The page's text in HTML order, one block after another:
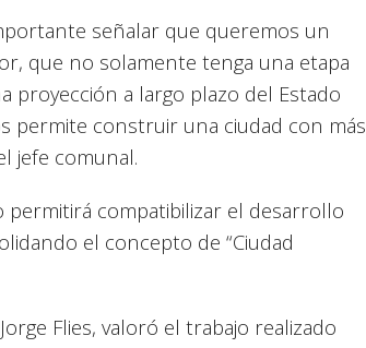
señalar que queremos un
que no solamente tenga una etapa
proyección a largo plazo del Estado
permite construir una ciudad con más
jefe comunal.
compatibilizar el desarrollo
el concepto de “Ciudad
Flies, valoró el trabajo realizado